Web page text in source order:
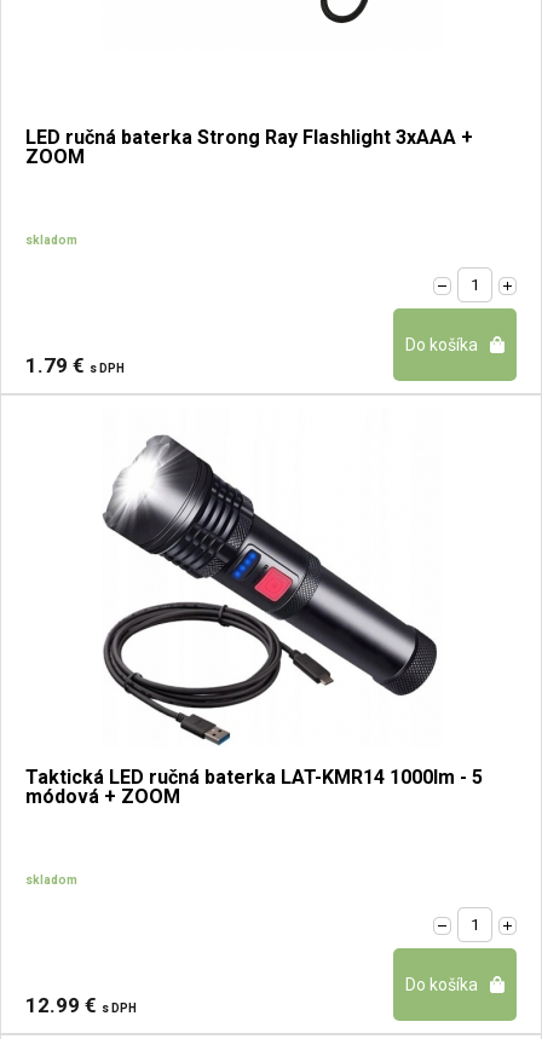
LED ručná baterka Strong Ray Flashlight 3xAAA +
ZOOM
skladom
1.79 € s DPH
Taktická LED ručná baterka LAT-KMR14 1000lm - 5
módová + ZOOM
skladom
12.99 € s DPH